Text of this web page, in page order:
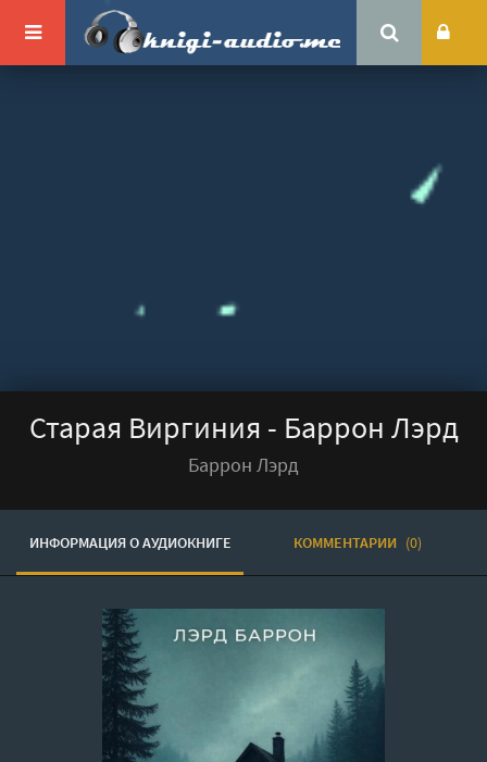
Старая Виргиния - Баррон Лэрд
Баррон Лэрд
ИНФОРМАЦИЯ О АУДИОКНИГЕ КОММЕНТАРИИ (0)